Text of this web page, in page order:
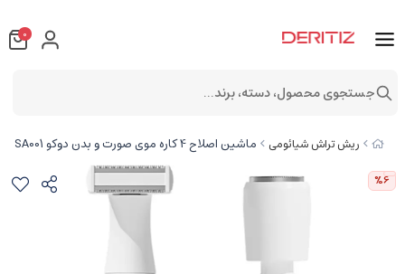
ریش تراش شیائومی ماشین اصلاح 4 کاره موی صورت و بدن دوکو SA001
%6
0
جستجوی محصول، دسته، برند...